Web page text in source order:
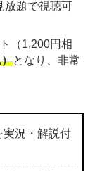
放題で視聴可
（1,200円相
となり、非常
実況・解説付